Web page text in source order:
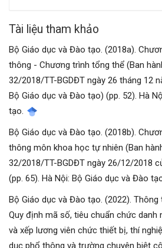
Tài liệu tham khảo
Bộ Giáo dục và Đào tạo. (2018a).
thông - Chương trình tổng thể (Ban
32/2018/TT-BGDĐT ngày 26 tháng 12
Bộ Giáo dục và Đào tạo) (pp. 52). Hà
tạo.
Bộ Giáo dục và Đào tạo. (2018b).
thông môn khoa học tự nhiên (Ban
32/2018/TT-BGDĐT ngày 26/12/2018
(pp. 65). Hà Nội: Bộ Giáo dục và Đào
Bộ Giáo dục và Đào tạo. (2022).
Quy định mã số, tiêu chuẩn chức danh
và xếp lương viên chức thiết bị, thí
dục phổ thông và trường chuyên biệt